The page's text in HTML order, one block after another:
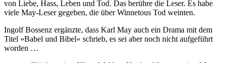
von Liebe, Hass, Leben und Tod. Das berühre die Leser. Es habe
viele May-Leser gegeben, die über Winnetous Tod weinten.
Ingolf Bossenz ergänzte, dass Karl May auch ein Drama mit dem
Titel »Babel und Bibel« schrieb, es sei aber noch nicht aufgeführt
worden …